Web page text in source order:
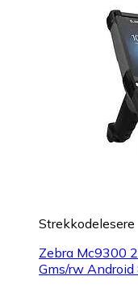
Strekkodelesere
Zebra Mc9300
Gms/rw Android